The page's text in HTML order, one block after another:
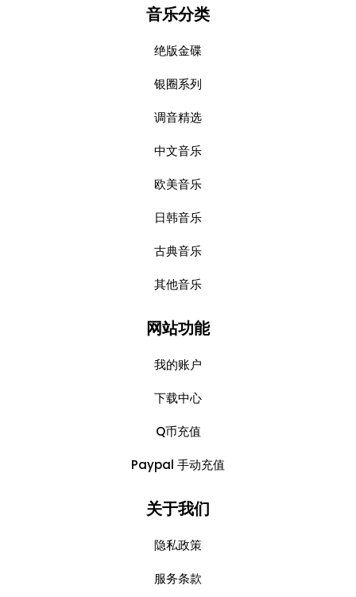
音乐分类
绝版金碟
银圈系列
调音精选
中文音乐
欧美音乐
日韩音乐
古典音乐
其他音乐
网站功能
我的账户
下载中心
Q币充值
Paypal 手动充值
关于我们
隐私政策
服务条款